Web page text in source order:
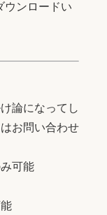
ウンロードい
論になってし
お問い合わせ
可能